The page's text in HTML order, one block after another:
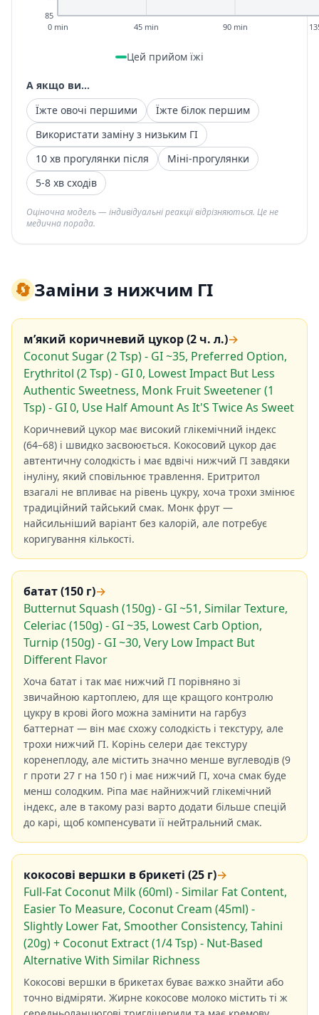
85
0 min 45 min 90 min
Цей прийом їжі
А якщо ви...
Їжте овочі першими
Їжте білок першим
Використати заміну з низьким ГІ
10 хв прогулянки після
Міні-прогулянки
5-8 хв сходів
Оціночна модель — індивідуальні реакції відрізняються. Це не
медична порада.
🔄Заміни з нижчим ГІ
м’який коричневий цукор (2 ч. л.)→
Coconut Sugar (2 Tsp) - GI ~35, Preferred Option,
Erythritol (2 Tsp) - GI 0, Lowest Impact But Less
Authentic Sweetness, Monk Fruit Sweetener (1
Tsp) - GI 0, Use Half Amount As It'S Twice As Sweet
Коричневий цукор має високий глікемічний індекс
(64–68) і швидко засвоюється. Кокосовий цукор дає
автентичну солодкість і має вдвічі нижчий ГІ завдяки
інуліну, який сповільнює травлення. Еритритол
взагалі не впливає на рівень цукру, хоча трохи змінює
традиційний тайський смак. Монк фрут —
найсильніший варіант без калорій, але потребує
коригування кількості.
батат (150 г)→
Butternut Squash (150g) - GI ~51, Similar Texture,
Celeriac (150g) - GI ~35, Lowest Carb Option,
Turnip (150g) - GI ~30, Very Low Impact But
Different Flavor
Хоча батат і так має нижчий ГІ порівняно зі
звичайною картоплею, для ще кращого контролю
цукру в крові його можна замінити на гарбуз
баттернат — він має схожу солодкість і текстуру, але
трохи нижчий ГІ. Корінь селери дає текстуру
коренеплоду, але містить значно менше вуглеводів (9
г проти 27 г на 150 г) і має нижчий ГІ, хоча смак буде
менш солодким. Ріпа має найнижчий глікемічний
індекс, але в такому разі варто додати більше спецій
до карі, щоб компенсувати її нейтральний смак.
кокосові вершки в брикеті (25 г)→
Full-Fat Coconut Milk (60ml) - Similar Fat Content,
Easier To Measure, Coconut Cream (45ml) -
Slightly Lower Fat, Smoother Consistency, Tahini
(20g) + Coconut Extract (1/4 Tsp) - Nut-Based
Alternative With Similar Richness
Кокосові вершки в брикетах буває важко знайти або
точно відміряти. Жирне кокосове молоко містить ті ж